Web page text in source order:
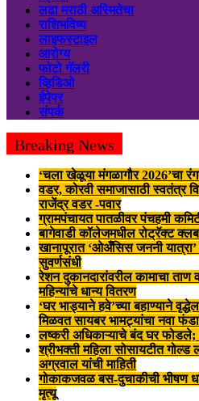
लढा मराठी अस्मितेचा
राशिभविष्य
लाइफस्टाइल
आरोग्य
फोटो गॅलरी
व्हिडिओ
ईपेपर
संपर्क
Breaking News
‘चला खेळूया मंगळागौर 2026’चा
वडर, कोरवी समाजासाठी स्वतंत्र
राजेंद्र वडर -पवार
ग्रामपंचायत पातळीवर पंचहमी
बागेवाडी कॉलेजमधील रोट्रॅक्ट
खानापूरात ‘ओअँसिस जननी यात्रा’
सुवर्णसंधी
रेशन दुकानदारांवरील कामाचा ताण
महिन्यांचे धान्य वितरण
‘घर भाड्याने हवे’च्या बहाण्याने
मिळवत सायबर भामट्यांचा नवा फंडा
लष्करी अधिकाऱ्याचे बंद घर
श्रीभक्ती महिला सोसायटीत गोल्ड
अग्रवाल यांची माहिती
गोकाकजवळ बस-दुचाकीची भीषण
मृत्यू